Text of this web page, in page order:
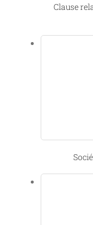
Clause